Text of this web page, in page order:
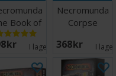
Book of
SEK I lager: 2
Necromunda
Corpse
Gang
368 SEK I